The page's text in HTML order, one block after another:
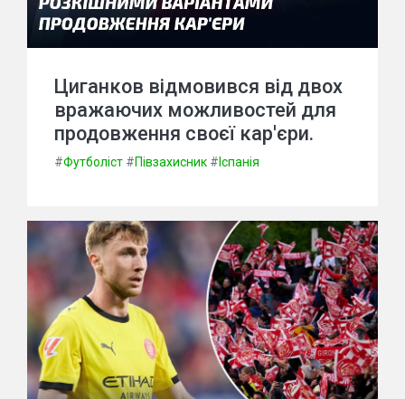
Циганков відмовився від двох
вражаючих можливостей для
продовження своєї кар'єри.
#Футболіст #Півзахисник # Іспанія